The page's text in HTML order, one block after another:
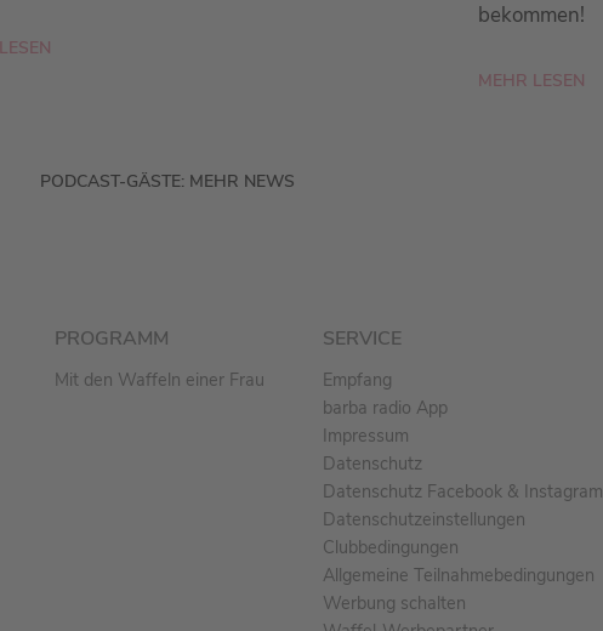
bekommen!
MEHR LESEN
PODCAST-GÄSTE: MEHR NEWS
PROGRAMM
Mit den Waffeln einer Frau
SERVICE
Empfang
barba radio App
Impressum
Datenschutz
Datenschutz Facebook & Instagram
Datenschutzeinstellungen
Clubbedingungen
Allgemeine Teilnahmebedingungen
Werbung schalten